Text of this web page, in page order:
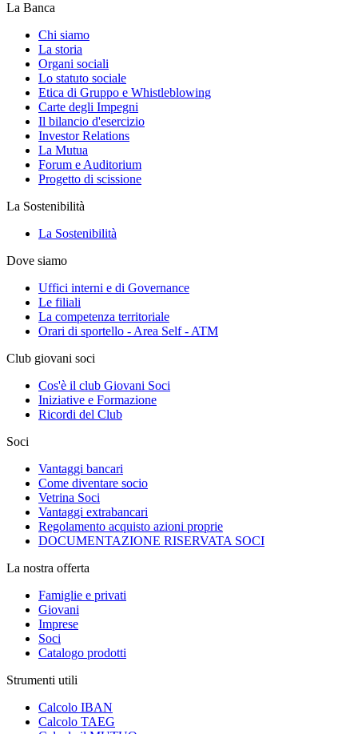
La Banca
Chi siamo
La storia
Organi sociali
Lo statuto sociale
Etica di Gruppo e Whistleblowing
Carte degli Impegni
Il bilancio d'esercizio
Investor Relations
La Mutua
Forum e Auditorium
Progetto di scissione
La Sostenibilità
La Sostenibilità
Dove siamo
Uffici interni e di Governance
Le filiali
La competenza territoriale
Orari di sportello - Area Self - ATM
Club giovani soci
Cos'è il club Giovani Soci
Iniziative e Formazione
Ricordi del Club
Soci
Vantaggi bancari
Come diventare socio
Vetrina Soci
Vantaggi extrabancari
Regolamento acquisto azioni proprie
DOCUMENTAZIONE RISERVATA SOCI
La nostra offerta
Famiglie e privati
Giovani
Imprese
Soci
Catalogo prodotti
Strumenti utili
Calcolo IBAN
Calcolo TAEG